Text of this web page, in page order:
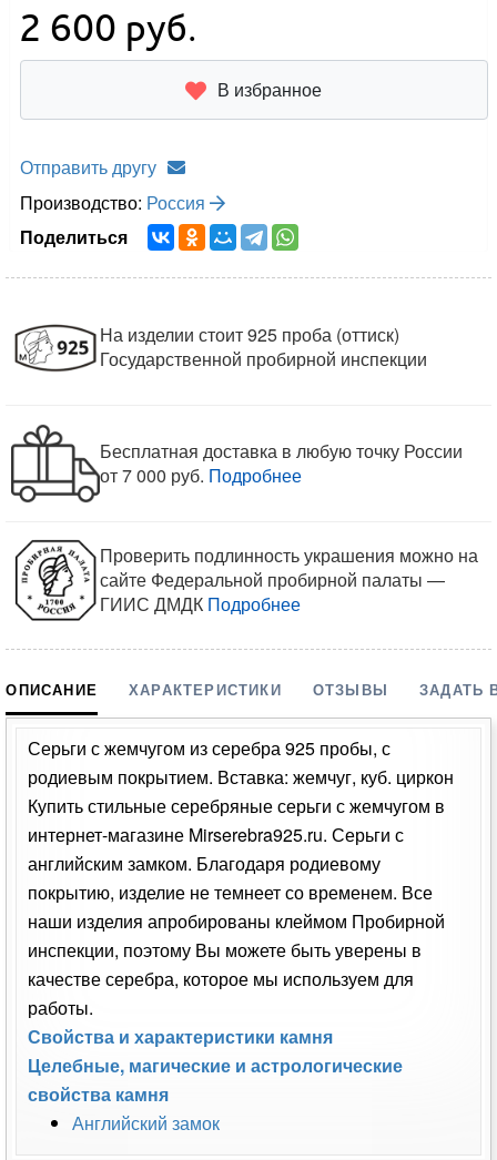
2 600 руб.
В избранное
Отправить другу
Производство: Россия
Поделиться
На изделии стоит 925 проба (оттиск)
Государственной пробирной инспекции
Бесплатная доставка в любую точку России
от 7 000 руб. Подробнее
Проверить подлинность украшения можно на
сайте Федеральной пробирной палаты —
ГИИС ДМДК Подробнее
ОПИСАНИЕ ХАРАКТЕРИСТИКИ ОТЗЫВЫ ЗАДАТЬ
Серьги с жемчугом из серебра 925 пробы, с
родиевым покрытием. Вставка: жемчуг, куб. циркон
Купить стильные серебряные серьги с жемчугом в
интернет-магазине Mirserebra925.ru. Серьги с
английским замком. Благодаря родиевому
покрытию, изделие не темнеет со временем. Все
наши изделия апробированы клеймом Пробирной
инспекции, поэтому Вы можете быть уверены в
качестве серебра, которое мы используем для
работы.
Свойства и характеристики камня
Целебные, магические и астрологические
свойства камня
Английский замок